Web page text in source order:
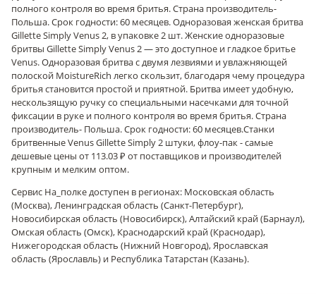
полного контроля во время бритья. Страна производитель-
Польша. Срок годности: 60 месяцев. Одноразовая женская бритва
Gillette Simply Venus 2, в упаковке 2 шт. Женские одноразовые
бритвы Gillette Simply Venus 2 — это доступное и гладкое бритье
Venus. Одноразовая бритва с двумя лезвиями и увлажняющей
полоской MoistureRich легко скользит, благодаря чему процедура
бритья становится простой и приятной. Бритва имеет удобную,
нескользящую ручку со специальными насечками для точной
фиксации в руке и полного контроля во время бритья. Страна
производитель- Польша. Срок годности: 60 месяцев.Станки
бритвенные Venus Gillette Simply 2 штуки, флоу-пак - самые
дешевые цены от 113.03 ₽ от поставщиков и производителей
крупным и мелким оптом.
Сервис На_полке доступен в регионах: Московская область
(Москва), Ленинградская область (Санкт-Петербург),
Новосибирская область (Новосибирск), Алтайский край (Барнаул),
Омская область (Омск), Краснодарский край (Краснодар),
Нижегородская область (Нижний Новгород), Ярославская
область (Ярославль) и Республика Татарстан (Казань).